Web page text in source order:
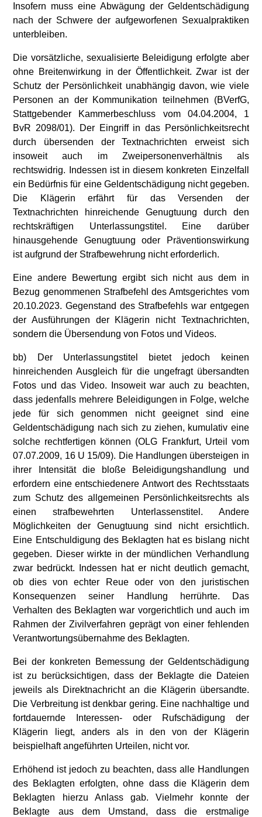
Insofern muss eine Abwägung der Geldentschädigung
nach der Schwere der aufgeworfenen Sexualpraktiken
unterbleiben.
Die vorsätzliche, sexualisierte Beleidigung erfolgte aber
ohne Breitenwirkung in der Öffentlichkeit. Zwar ist der
Schutz der Persönlichkeit unabhängig davon, wie viele
Personen an der Kommunikation teilnehmen (BVerfG,
Stattgebender Kammerbeschluss vom 04.04.2004, 1
BvR 2098/01). Der Eingriff in das Persönlichkeitsrecht
durch übersenden der Textnachrichten erweist sich
insoweit auch im Zweipersonenverhältnis als
rechtswidrig. Indessen ist in diesem konkreten Einzelfall
ein Bedürfnis für eine Geldentschädigung nicht gegeben.
Die Klägerin erfährt für das Versenden der
Textnachrichten hinreichende Genugtuung durch den
rechtskräftigen Unterlassungstitel. Eine darüber
hinausgehende Genugtuung oder Präventionswirkung
ist aufgrund der Strafbewehrung nicht erforderlich.
Eine andere Bewertung ergibt sich nicht aus dem in
Bezug genommenen Strafbefehl des Amtsgerichtes vom
20.10.2023. Gegenstand des Strafbefehls war entgegen
der Ausführungen der Klägerin nicht Textnachrichten,
sondern die Übersendung von Fotos und Videos.
bb) Der Unterlassungstitel bietet jedoch keinen
hinreichenden Ausgleich für die ungefragt übersandten
Fotos und das Video. Insoweit war auch zu beachten,
dass jedenfalls mehrere Beleidigungen in Folge, welche
jede für sich genommen nicht geeignet sind eine
Geldentschädigung nach sich zu ziehen, kumulativ eine
solche rechtfertigen können (OLG Frankfurt, Urteil vom
07.07.2009, 16 U 15/09). Die Handlungen übersteigen in
ihrer Intensität die bloße Beleidigungshandlung und
erfordern eine entschiedenere Antwort des Rechtsstaats
zum Schutz des allgemeinen Persönlichkeitsrechts als
einen strafbewehrten Unterlassenstitel. Andere
Möglichkeiten der Genugtuung sind nicht ersichtlich.
Eine Entschuldigung des Beklagten hat es bislang nicht
gegeben. Dieser wirkte in der mündlichen Verhandlung
zwar bedrückt. Indessen hat er nicht deutlich gemacht,
ob dies von echter Reue oder von den juristischen
Konsequenzen seiner Handlung herrührte. Das
Verhalten des Beklagten war vorgerichtlich und auch im
Rahmen der Zivilverfahren geprägt von einer fehlenden
Verantwortungsübernahme des Beklagten.
Bei der konkreten Bemessung der Geldentschädigung
ist zu berücksichtigen, dass der Beklagte die Dateien
jeweils als Direktnachricht an die Klägerin übersandte.
Die Verbreitung ist denkbar gering. Eine nachhaltige und
fortdauernde Interessen- oder Rufschädigung der
Klägerin liegt, anders als in den von der Klägerin
beispielhaft angeführten Urteilen, nicht vor.
Erhöhend ist jedoch zu beachten, dass alle Handlungen
des Beklagten erfolgten, ohne dass die Klägerin dem
Beklagten hierzu Anlass gab. Vielmehr konnte der
Beklagte aus dem Umstand, dass die erstmalige